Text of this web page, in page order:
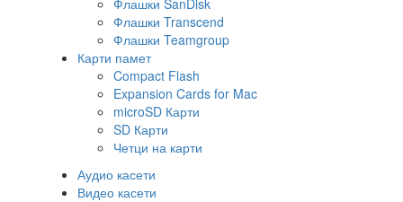
Флашки SanDisk
Флашки Transcend
Флашки Teamgroup
Карти памет
Compact Flash
Expansion Cards for Mac
microSD Карти
SD Карти
Четци на карти
Аудио касети
Видео касети